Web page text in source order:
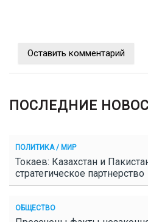
Оставить комментарий
ПОСЛЕДНИЕ
ПОЛИТИКА / МИР
Токаев: Казахстан и
стратегическое партнерство
ОБЩЕСТВО